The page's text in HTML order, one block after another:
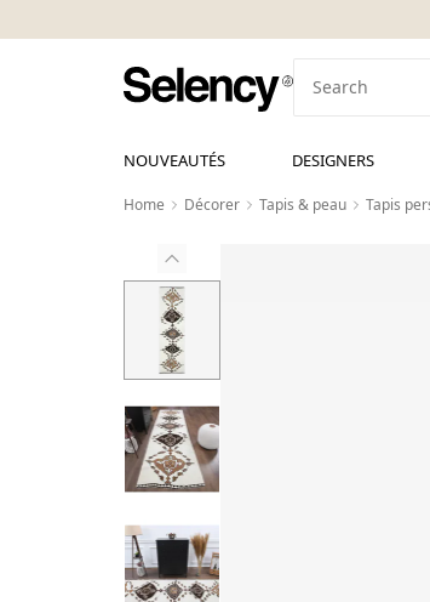
NOUVEAUTÉS DESIGNERS
Home Décorer Tapis & peau Tapis